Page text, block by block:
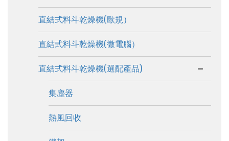
直結式料斗乾燥機(歐規）
直結式料斗乾燥機(微電腦）
直結式料斗乾燥機(選配產品)
集塵器
熱風回收
-